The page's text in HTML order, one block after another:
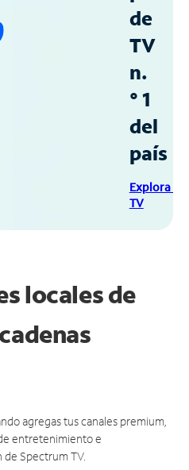
de
TV
n.
° 1
del
país
Explora
TV
locales de
agregas tus canales premium,
entretenimiento e
Spectrum TV.